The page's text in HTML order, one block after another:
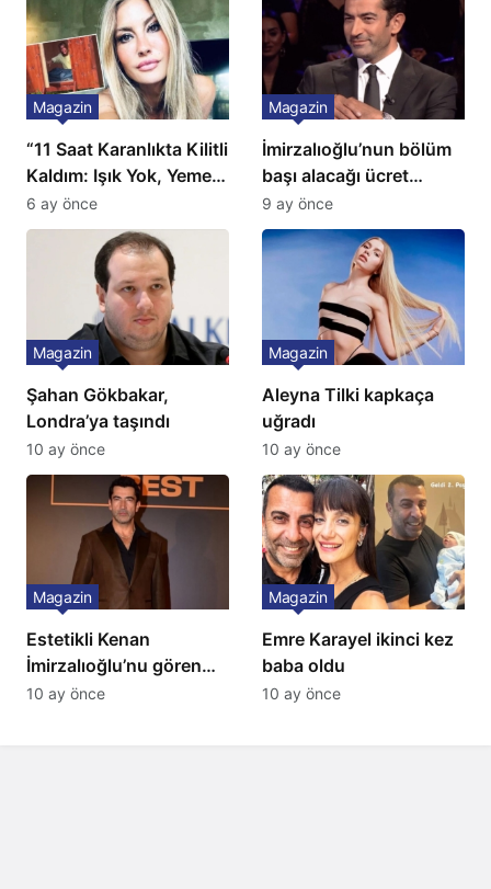
“11 Saat Karanlıkta Kilitli
Kaldım: Işık Yok, Yemek
Yok, Tuvalet Yok!”
Çağla Şikel’den Şok
Magazin
6 ay önce
İmirzalıoğlu’nun bölüm
başı alacağı ücret
Türkiye’de bir ilk:
Gözünü 2 ilçeye dikti!
Magazin
9 ay önce
Şahan Gökbakar,
Londra’ya taşındı
Magazin
10 ay önce
Aleyna Tilki kapkaça
uğradı
Magazin
10 ay önce
Estetikli Kenan
İmirzalıoğlu’nu gören
tanıyamıyor: Son hali
Magazin
10 ay önce
Emre Karayel ikinci kez
baba oldu
Magazin
10 ay önce